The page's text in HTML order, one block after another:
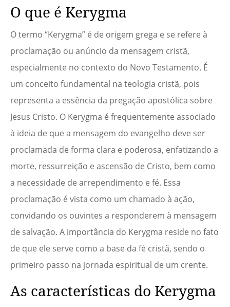
O que é Kerygma
O termo “Kerygma” é de origem grega e se refere à
proclamação ou anúncio da mensagem cristã,
especialmente no contexto do Novo Testamento. É
um conceito fundamental na teologia cristã, pois
representa a essência da pregação apostólica sobre
Jesus Cristo. O Kerygma é frequentemente associado
à ideia de que a mensagem do evangelho deve ser
proclamada de forma clara e poderosa, enfatizando a
morte, ressurreição e ascensão de Cristo, bem como
a necessidade de arrependimento e fé. Essa
proclamação é vista como um chamado à ação,
convidando os ouvintes a responderem à mensagem
de salvação. A importância do Kerygma reside no fato
de que ele serve como a base da fé cristã, sendo o
primeiro passo na jornada espiritual de um crente.
As características do Kerygma